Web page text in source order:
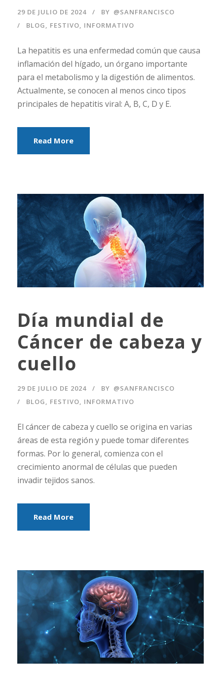
29 DE JULIO DE 2024 BY @SANFRANCISCO
BLOG, FESTIVO, INFORMATIVO
La hepatitis es una enfermedad común que causa
inflamación del hígado, un órgano importante
para el metabolismo y la digestión de alimentos.
Actualmente, se conocen al menos cinco tipos
principales de hepatitis viral: A, B, C, D y E.
Read More
Día mundial de
Cáncer de cabeza y
cuello
29 DE JULIO DE 2024 BY @SANFRANCISCO
BLOG, FESTIVO, INFORMATIVO
El cáncer de cabeza y cuello se origina en varias
áreas de esta región y puede tomar diferentes
formas. Por lo general, comienza con el
crecimiento anormal de células que pueden
invadir tejidos sanos.
Read More